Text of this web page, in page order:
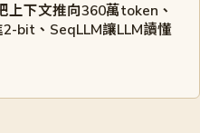
下文推向360萬token、
bit、SeqLLM讓LLM讀懂